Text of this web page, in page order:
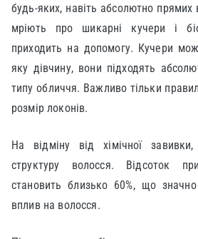
будь-яких, навіть абсолютно прямих
мріють про шикарні кучери і
приходить на допомогу. Кучери
яку дівчину, вони підходять
типу обличчя. Важливо тільки
розмір локонів.
На відміну від хімічної завивки,
структуру волосся. Відсоток
становить близько 60%, що
вплив на волосся.